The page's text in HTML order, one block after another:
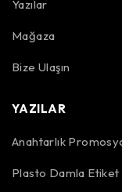
Yazılar
Mağaza
Bize Ulaşın
YAZILAR
Anahtarlık
Plasto Damla Etiket